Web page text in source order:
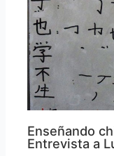
Enseñando
Entrevista a